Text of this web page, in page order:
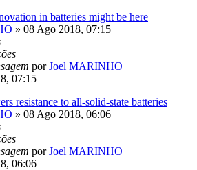
in batteries might be here
» 08 Ago 2018, 07:15
porJoel MARINHO
07:15
resistance to all-solid-state batteries
» 08 Ago 2018, 06:06
porJoel MARINHO
06:06